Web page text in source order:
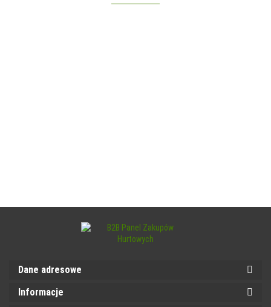
Dane adresowe
Informacje